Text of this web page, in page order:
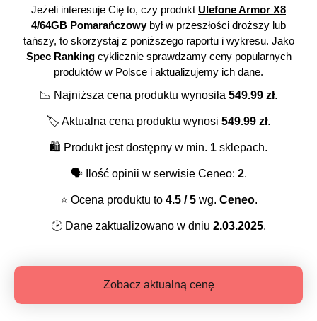
Jeżeli interesuje Cię to, czy produkt Ulefone Armor X8
4/64GB Pomarańczowybył w przeszłości droższy lub
tańszy, to skorzystaj z poniższego raportu i wykresu. Jako
Spec Rankingcyklicznie sprawdzamy ceny popularnych
produktów w Polsce i aktualizujemy ich dane.
📉 Najniższa cena produktu wynosiła 549.99 zł.
🏷️ Aktualna cena produktu wynosi 549.99 zł.
🛍️ Produkt jest dostępny w min. 1 sklepach.
🗣️Ilość opinii w serwisie Ceneo: 2.
⭐️ Ocena produktu to 4.5/ 5wg. Ceneo.
🕑 Dane zaktualizowano w dniu 2.03.2025.
Zobacz aktualną cenę